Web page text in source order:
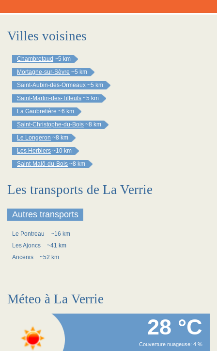
Villes voisines
Chambretaud ~5 km
Mortagne-sur-Sèvre ~5 km
Saint-Aubin-des-Ormeaux ~5 km
Saint-Martin-des-Tilleuls ~5 km
La Gaubretière ~6 km
Saint-Christophe-du-Bois ~8 km
Le Longeron ~8 km
Les Herbiers ~10 km
Saint-Malô-du-Bois ~8 km
Les transports de La Verrie
Autres transports
Le Pontreau
~16 km
Les Ajoncs
~41 km
Ancenis
~52 km
Méteo à La Verrie
28 °C
Couverture nuageuse: 4 %